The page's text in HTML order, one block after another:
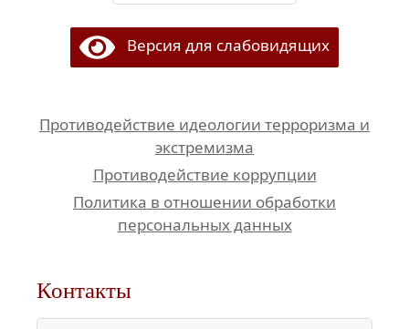
Версия для слабовидящих
Противодействие идеологии терроризма и
экстремизма
Противодействие коррупции
Политика в отношении обработки
персональных данных
Контакты